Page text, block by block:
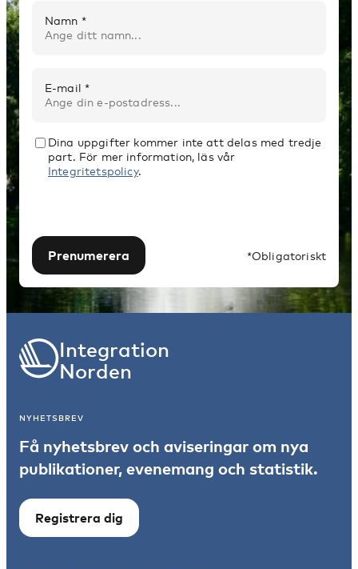
Namn *
E-mail *
Dina uppgifter kommer inte att delas med tredje
part. För mer information, läs vår
Integritetspolicy.
Prenumerera *Obligatoriskt
Integration
Norden
NYHETSBREV
Få nyhetsbrev och aviseringar om nya
publikationer, evenemang och statistik.
Registrera dig